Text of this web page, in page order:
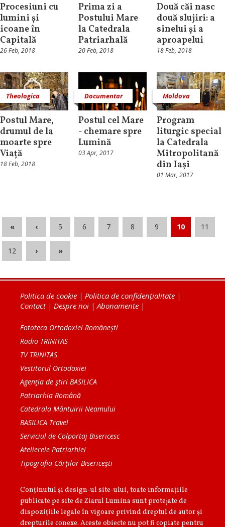
Procesiuni cu
lumini și
icoane în
Capitală
26 Feb, 2018
Prima zi a
Postului Mare
la Catedrala
Patriarhală
20 Feb, 2018
Două căi nasc
două slujiri: a
sinelui și a
aproapelui
18 Feb, 2018
Theologica
Postul Mare,
drumul de la
moarte spre
Viață
18 Feb, 2018
Documentar
Postul cel Mare
- chemare spre
Lumină
03 Apr, 2017
Moldova
Program
liturgic special
la Catedrala
Mitropolitană
din Iaşi
01 Mar, 2017
« ‹ 5 6 7 8 9 10 11
12 › »
Politica de cookie | Politica de confidențialitate |
Contact| Despre noi |Abonamente |
Fototeca Ortodoxiei Românești
Radio TRINITAS
TV TRINITAS
Vestitorul Ortodoxiei
Agenţia de ştiri BASILICA
Patriarhia Română
Catedrala Mântuirii Neamului
BASILICA Travel
Serviciul de Colportaj Bisericesc
Atelierele Patriarhiei
Tipografia Cărţilor Bisericeşti
Conținutul și design-ul site-ului, toate informaţiile
publicate pe site de Ziarul Lumina sunt protejate de
dispoziţiile legale în vigoare privind dreptul de autor şi
drepturile conexe. Aceste obiecte nu pot fi copiate pentru